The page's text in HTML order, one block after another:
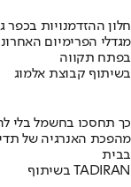
חלון ההזדמנויות בכפר
בפתח תקווה
בשיתוף קבוצת אלמוג
כך תחסכו בחשמל בלי
מהפכת האנרגיה של
בבית
בשיתוף TADIRAN